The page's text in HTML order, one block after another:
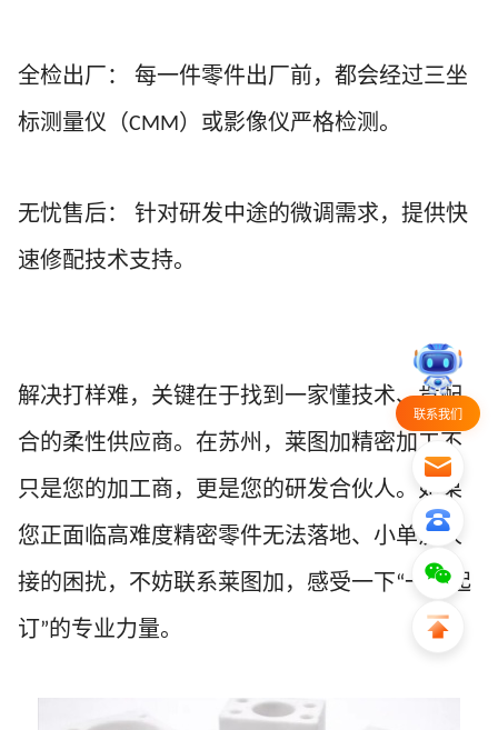
全检出厂：
每一件零件出厂前，都会经过三坐
标测量仪（CMM）或影像仪严格检测。
无忧售后：
针对研发中途的微调需求，提供快
速修配技术支持。
解决打样难，关键在于找到一家懂技术、肯配
合的柔性供应商。在苏州，莱图加精密加工不
只是您的加工商，更是您的研发合伙人。如果
您正面临高难度精密零件无法落地、小单没人
接的困扰，不妨联系莱图加，感受一下“一件起
订”的专业力量。
联系我们